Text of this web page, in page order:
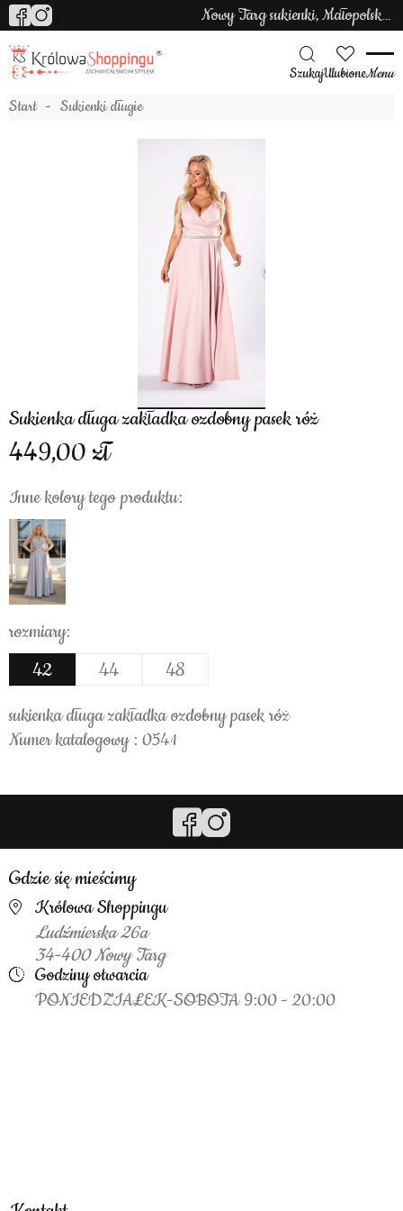
Nowy Targ sukienki, Małopolska sukienki
SzukajUlubioneMenu
Start Sukienki długie
sukienka długa zakładka ozdobny pasek róż
449,00
Inne kolory tego produktu:
rozmiary:
42 44 48
sukienka długa zakładka ozdobny pasek róż
Numer katalogowy : 0541
Gdzie się mieścimy
Królowa Shoppingu
Ludźmierska 26a
34-400 Nowy Targ
Godziny otwarcia
PONIEDZIAŁEK-SOBOTA 9:00 - 20:00